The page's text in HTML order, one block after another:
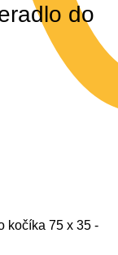
do
kočíka 75 x 35 -